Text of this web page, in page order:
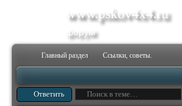
www.pskov4x4.ru
форум
Главный раздел Ссылки, советы.
Ответить